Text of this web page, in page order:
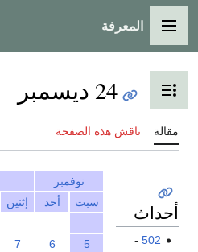
القائمة الرئيسية
المعرفة
تبديل عرض جدول المحتويات
24 ديسمبر
مقالة ناقش هذه الصفحة
نوفمبر
سبت
أحد إثنين
5
6
7
أحداث
502
-